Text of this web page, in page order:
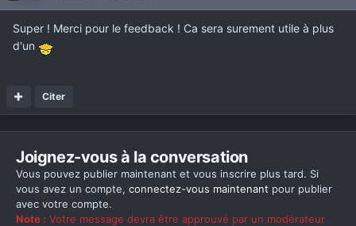
Super ! Merci pour le feedback ! Ca sera surement utile à plus
d'un
Citer
Joignez-vous à la conversation
Vous pouvez publier maintenant et vous inscrire plus tard. Si
vous avez un compte, connectez-vous maintenant pour publier
avec votre compte.
Note : Votre message devra être approuvé par un modérateur